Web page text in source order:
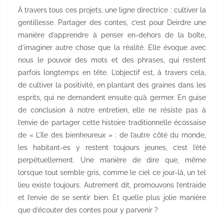
À travers tous ces projets, une ligne directrice : cultiver la
gentillesse. Partager des contes, c’est pour Deirdre une
manière d’apprendre à penser en-dehors de la boîte,
d’imaginer autre chose que la réalité. Elle évoque avec
nous le pouvoir des mots et des phrases, qui restent
parfois longtemps en tête. L’objectif est, à travers cela,
de cultiver la positivité, en plantant des graines dans les
esprits, qui ne demandent ensuite qu’à germer. En guise
de conclusion à notre entretien, elle ne résiste pas à
l’envie de partager cette histoire traditionnelle écossaise
de « L’île des bienheureux » : de l’autre côté du monde,
les habitant-es y restent toujours jeunes, c’est l’été
perpétuellement. Une manière de dire que, même
lorsque tout semble gris, comme le ciel ce jour-là, un tel
lieu existe toujours. Autrement dit, promouvons l’entraide
et l’envie de se sentir bien. Et quelle plus jolie manière
que d’écouter des contes pour y parvenir ?